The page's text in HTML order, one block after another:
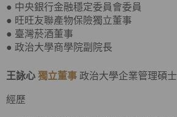
● 中央銀行金融穩定委員會委員
● 旺旺友聯產物保險獨立董事
● 臺灣菸酒董事
● 政治大學商學院副院長
王詠心 獨立董事 政治大學企業管理碩士
經歷